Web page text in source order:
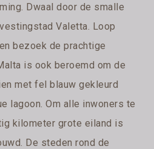
Dwaal door de smalle
Valetta. Loop
bezoek de prachtige
is ook beroemd om de
met fel blauw gekleurd
lagoon. Om alle inwoners te
kilometer grote eiland is
De steden rond de